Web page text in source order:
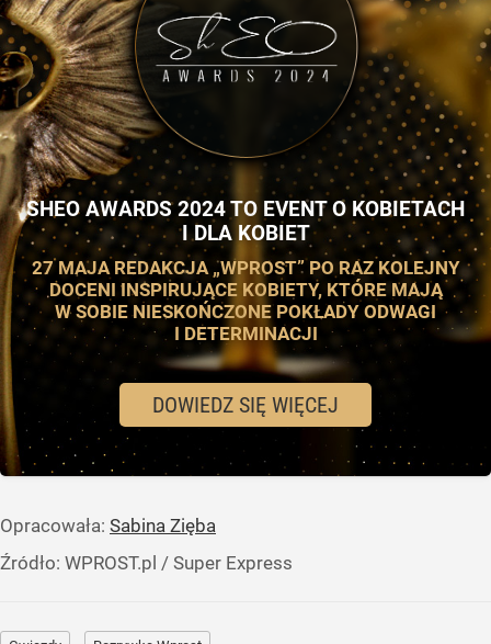
SHEO AWARDS 2024 TO EVENT O KOBIETACH
I DLA KOBIET
27 MAJA REDAKCJA „WPROST” PO RAZ KOLEJNY
DOCENI INSPIRUJĄCE KOBIETY, KTÓRE MAJĄ
W SOBIE NIESKOŃCZONE POKŁADY ODWAGI
I DETERMINACJI
DOWIEDZ SIĘ WIĘCEJ
Opracowała: Sabina Zięba
Źródło: WPROST.pl / Super Express